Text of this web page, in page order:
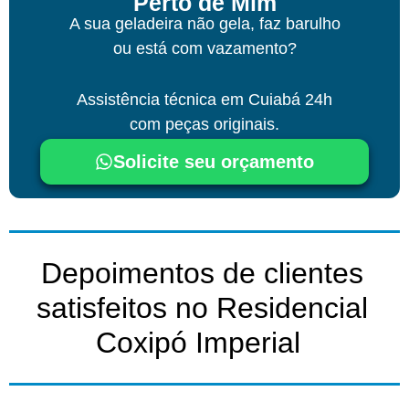
A sua geladeira não gela, faz barulho
ou está com vazamento?
Assistência técnica em Cuiabá 24h
com peças originais.
Solicite seu orçamento
Depoimentos de clientes
satisfeitos no Residencial
Coxipó Imperial ​